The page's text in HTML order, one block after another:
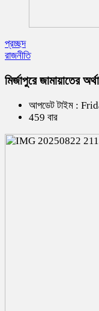
প্রচ্ছদ
রাজনীতি
মির্জাপুরে জামায়াতের
আপডেট টাইম :
459 বার